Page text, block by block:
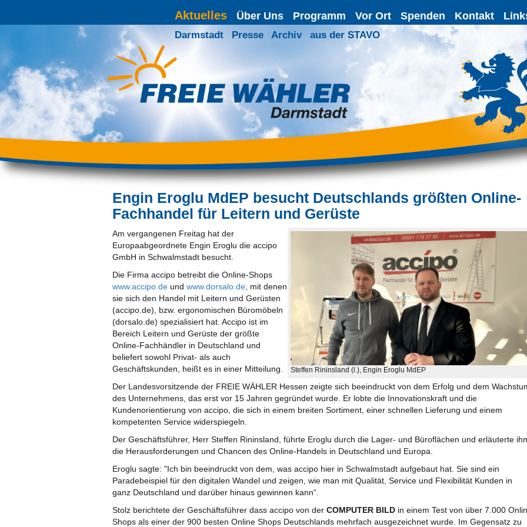
Aktuelles Über Uns Programm Vor Ort Spenden Kontakt
Darmstadt Presse Archiv aus der STAVO
Engin Eroglu MdEP besucht Deutschlands größten Online-
Fachhandel für Leitern und Gerüste
Steffen Rininsland (l.), Engin Eroglu MdEP
Am vergangenen Freitag hat der
Europaabgeordnete Engin Eroglu die accipo
GmbH in Schwalmstadt besucht.
Die Firma accipo betreibt die Online-Shops
www.accipo.de und www.dorsalo.de , mit denen
sie sich den Handel mit Leitern und Gerüsten
(accipo.de), bzw. ergonomischen Büromöbeln
(dorsalo.de) spezialisiert hat. Accipo ist im
Bereich Leitern und Gerüste der größte
Online-Fachhändler in Deutschland und
beliefert sowohl Privat- als auch
Geschäftskunden, heißt es in einer Mitteilung.
Der Landesvorsitzende der FREIE WÄHLER Hessen zeigte sich beeindruckt von dem Erfolg und dem
des Unternehmens, das erst vor 15 Jahren gegründet wurde. Er lobte die Innovationskraft und die
Kundenorientierung von accipo, die sich in einem breiten Sortiment, einer schnellen Lieferung und einem
kompetenten Service widerspiegeln.
Der Geschäftsführer, Herr Steffen Rininsland, führte Eroglu durch die Lager- und Büroflächen und erläuterte
die Herausforderungen und Chancen des Online-Handels in Deutschland und Europa.
Eroglu sagte: "Ich bin beeindruckt von dem, was accipo hier in Schwalmstadt aufgebaut hat. Sie sind ein
Paradebeispiel für den digitalen Wandel und zeigen, wie man mit Qualität, Service und Flexibilität Kunden in
ganz Deutschland und darüber hinaus gewinnen kann“.
Stolz berichtete der Geschäftsführer dass accipo von der COMPUTER BILD in einem Test von über 7.000
Shops als einer der 900 besten Online Shops Deutschlands mehrfach ausgezeichnet wurde. Im Gegensatz zu